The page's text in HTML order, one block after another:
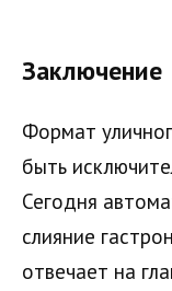
Заключение
Формат
быть
Сегодня
слияние
отвечает на